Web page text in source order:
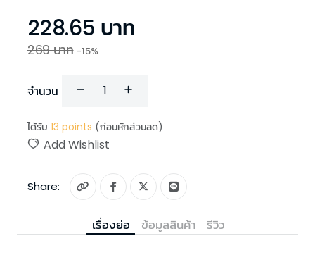
228.65 บาท
269บาท -15%
จำนวน
ได้รับ 13 points (ก่อนหักส่วนลด)
Add Wishlist
Share:
เรื่องย่อ ข้อมูลสินค้า รีวิว